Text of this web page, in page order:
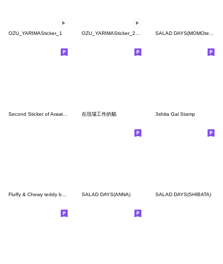
OZU_YARIMASticker_1 OZU_YARIMASticker_2nd SALAD DAYS(MOMOteya)
在現場工作的貓 3shita Gal Stamp
SALAD DAYS(ANNA) SALAD DAYS(SHIBATA)